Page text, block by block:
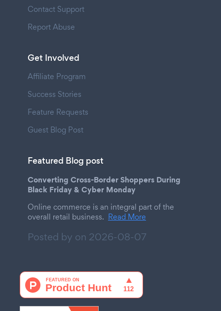
Contact Support
Report Abuse
Get Involved
Affiliate Program
Success Stories
Feature Requests
Guest Blog Post
Featured Blog post
Converting Cross-Border Shoppers During
Black Friday & Cyber Monday
Online commerce is an integral part of the
overall retail business. Read More
Posted by on 2026-08-07